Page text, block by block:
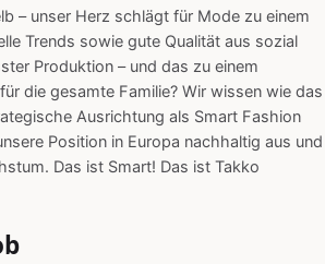
– unser Herz schlägt für Mode zu einem
Trends sowie gute Qualität aus sozial
Produktion – und das zu einem
die gesamte Familie? Wir wissen wie das
Ausrichtung als Smart Fashion
Position in Europa nachhaltig aus und
Das ist Smart! Das ist Takko